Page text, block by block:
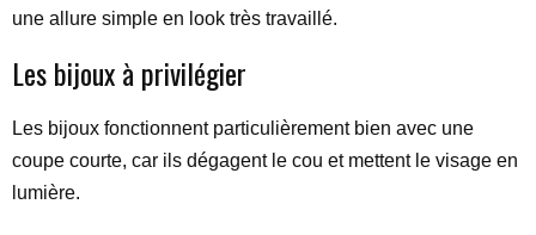
une allure simple en look très travaillé.
Les bijoux à privilégier
Les bijoux fonctionnent particulièrement bien avec une
coupe courte, car ils dégagent le cou et mettent le visage en
lumière.